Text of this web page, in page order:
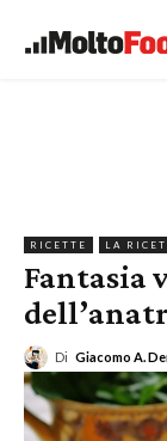
RICETTE LA
Fantasia
Di Giacomo A.